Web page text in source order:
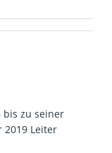
bis zu seiner
2019 Leiter